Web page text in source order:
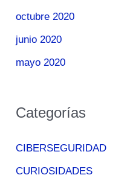
octubre 2020
junio 2020
mayo 2020
Categorías
CIBERSEGURIDAD
CURIOSIDADES